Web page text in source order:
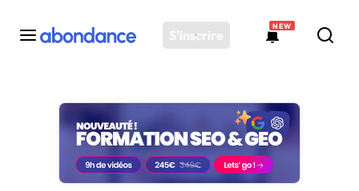
S'inscrire
NEW
Toutes les actus
Actus SEO
Plateforme